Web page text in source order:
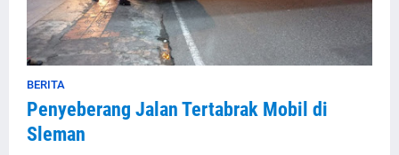
BERITA
Penyeberang Jalan Tertabrak Mobil di
Sleman